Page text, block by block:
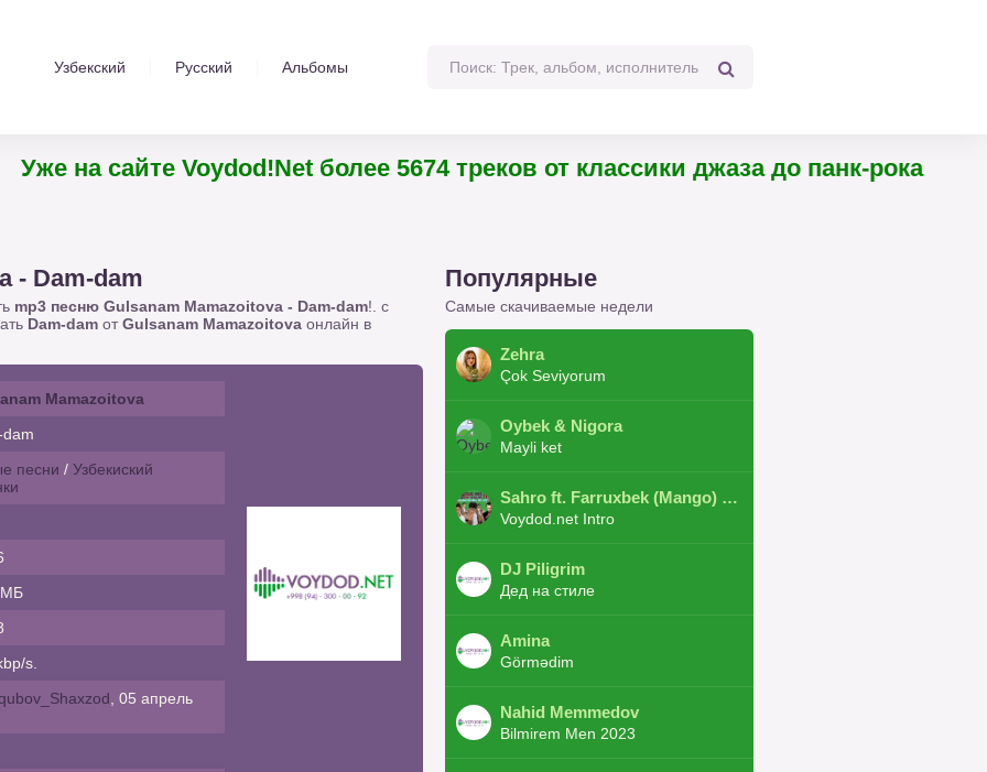
Узбекский Русский Альбомы
Уже на сайте Voydod!Net более 5674 треков от классики джаза до панк-рока
- Dam-dam
mp3 песню Gulsanam Mamazoitova - Dam-dam!. с
Dam-dam отGulsanam Mamazoitova онлайн в
Mamazoitova
dam
песни / Узбекиский
МБ
s.
, 05 апрель
Популярные
Самые скачиваемые недели
Zehra
Çok Seviyorum
Oybek & Nigora
Mayli ket
Sahro ft. Farruxbek (Mango) ft. Shaxboz ft. Navruz and Zarba ft. DJ.JoHa
Voydod.net Intro
DJ Piligrim
Дед на стиле
Amina
Görmədim
Nahid Memmedov
Bilmirem Men 2023